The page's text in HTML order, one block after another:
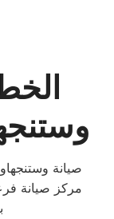
صيانة
مركز صيانة